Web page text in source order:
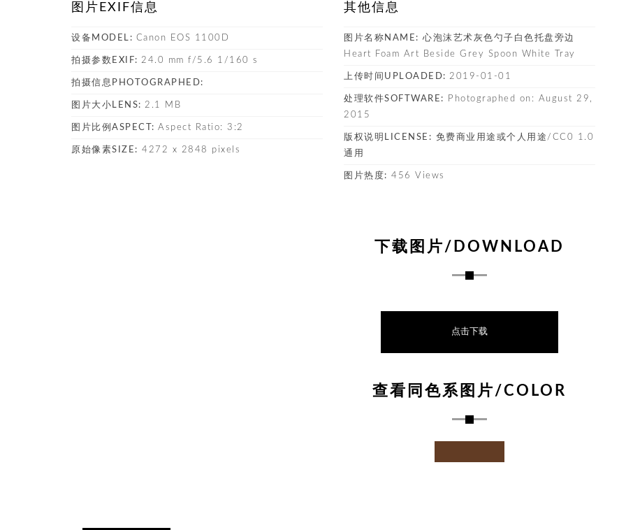
图片EXIF信息
设备MODEL: Canon EOS 1100D
拍摄参数EXIF: 24.0 mm f/5.6 1/160 s
拍摄信息PHOTOGRAPHED:
图片大小LENS: 2.1 MB
图片比例ASPECT: Aspect Ratio: 3:2
原始像素SIZE: 4272 x 2848 pixels
其他信息
图片名称NAME: 心泡沫艺术灰色勺子白色托盘旁边
Heart Foam Art Beside Grey Spoon White Tray
上传时间UPLOADED: 2019-01-01
处理软件SOFTWARE:
Photographed on: August 29,
2015
版权说明LICENSE: 免费商业用途或个人用途/CC0 1.0
通用
图片热度: 456 Views
下载图片/DOWNLOAD
点击下载
查看同色系图片/COLOR